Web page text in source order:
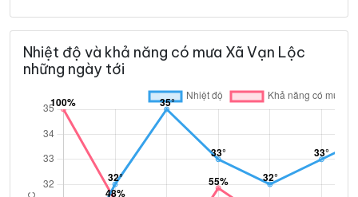
Nhiệt độ và khả năng có mưa Xã Vạn Lộc
những ngày tới